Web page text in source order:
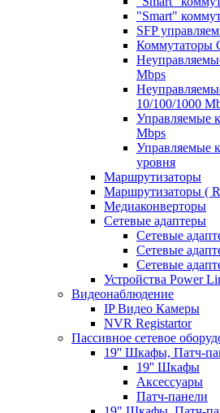
"Smart"
SFP
Коммутаторы
Mbps
10/100/1000
Управляемые
Mbps
Управляемые
уровня
Маршрутизаторы
Маршрутизаторы (
Медиаконверторы
Сетевые адаптеры
Сетевые
Сетевые
Сетевые
Устройства Power
Видеонаблюдение
IP Видео Камеры
NVR Registartor
Пассивное сетевое
19'' Шкафы, Патч-
19'' Шкафы
Аксессуары
Патч-панели